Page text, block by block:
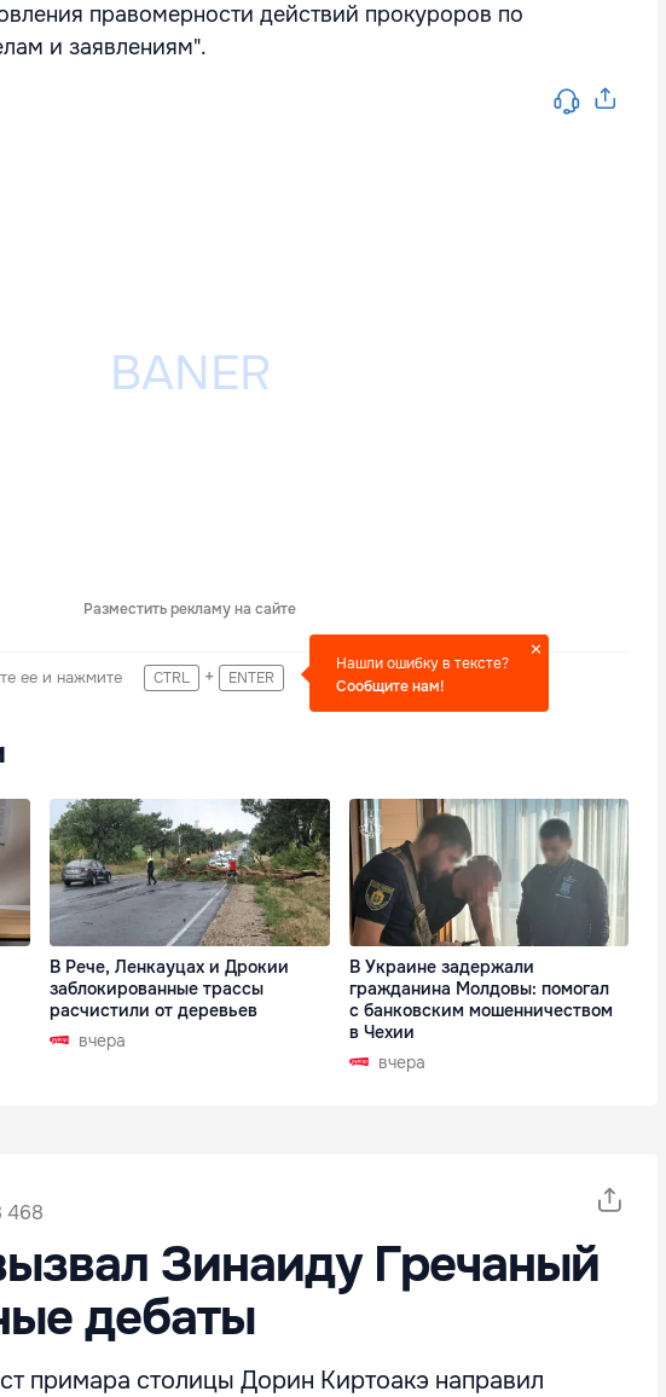
правомерности действий прокуроров по
и заявлениям".
Разместить рекламу на сайте
ее и нажмите CTRL + ENTER
Нашли ошибку в тексте?
Сообщите нам!
В Рече, Ленкауцах и Дрокии
заблокированные трассы
расчистили от деревьев
вчера
В Украине задержали
гражданина Молдовы: помогал
с банковским мошенничеством
в Чехии
вчера
468
Зинаиду Гречаный
дебаты
примара столицы Дорин Киртоакэ направил